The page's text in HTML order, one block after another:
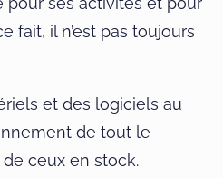
fait, il n’est pas toujours
et des logiciels au
de tout le
ceux en stock.